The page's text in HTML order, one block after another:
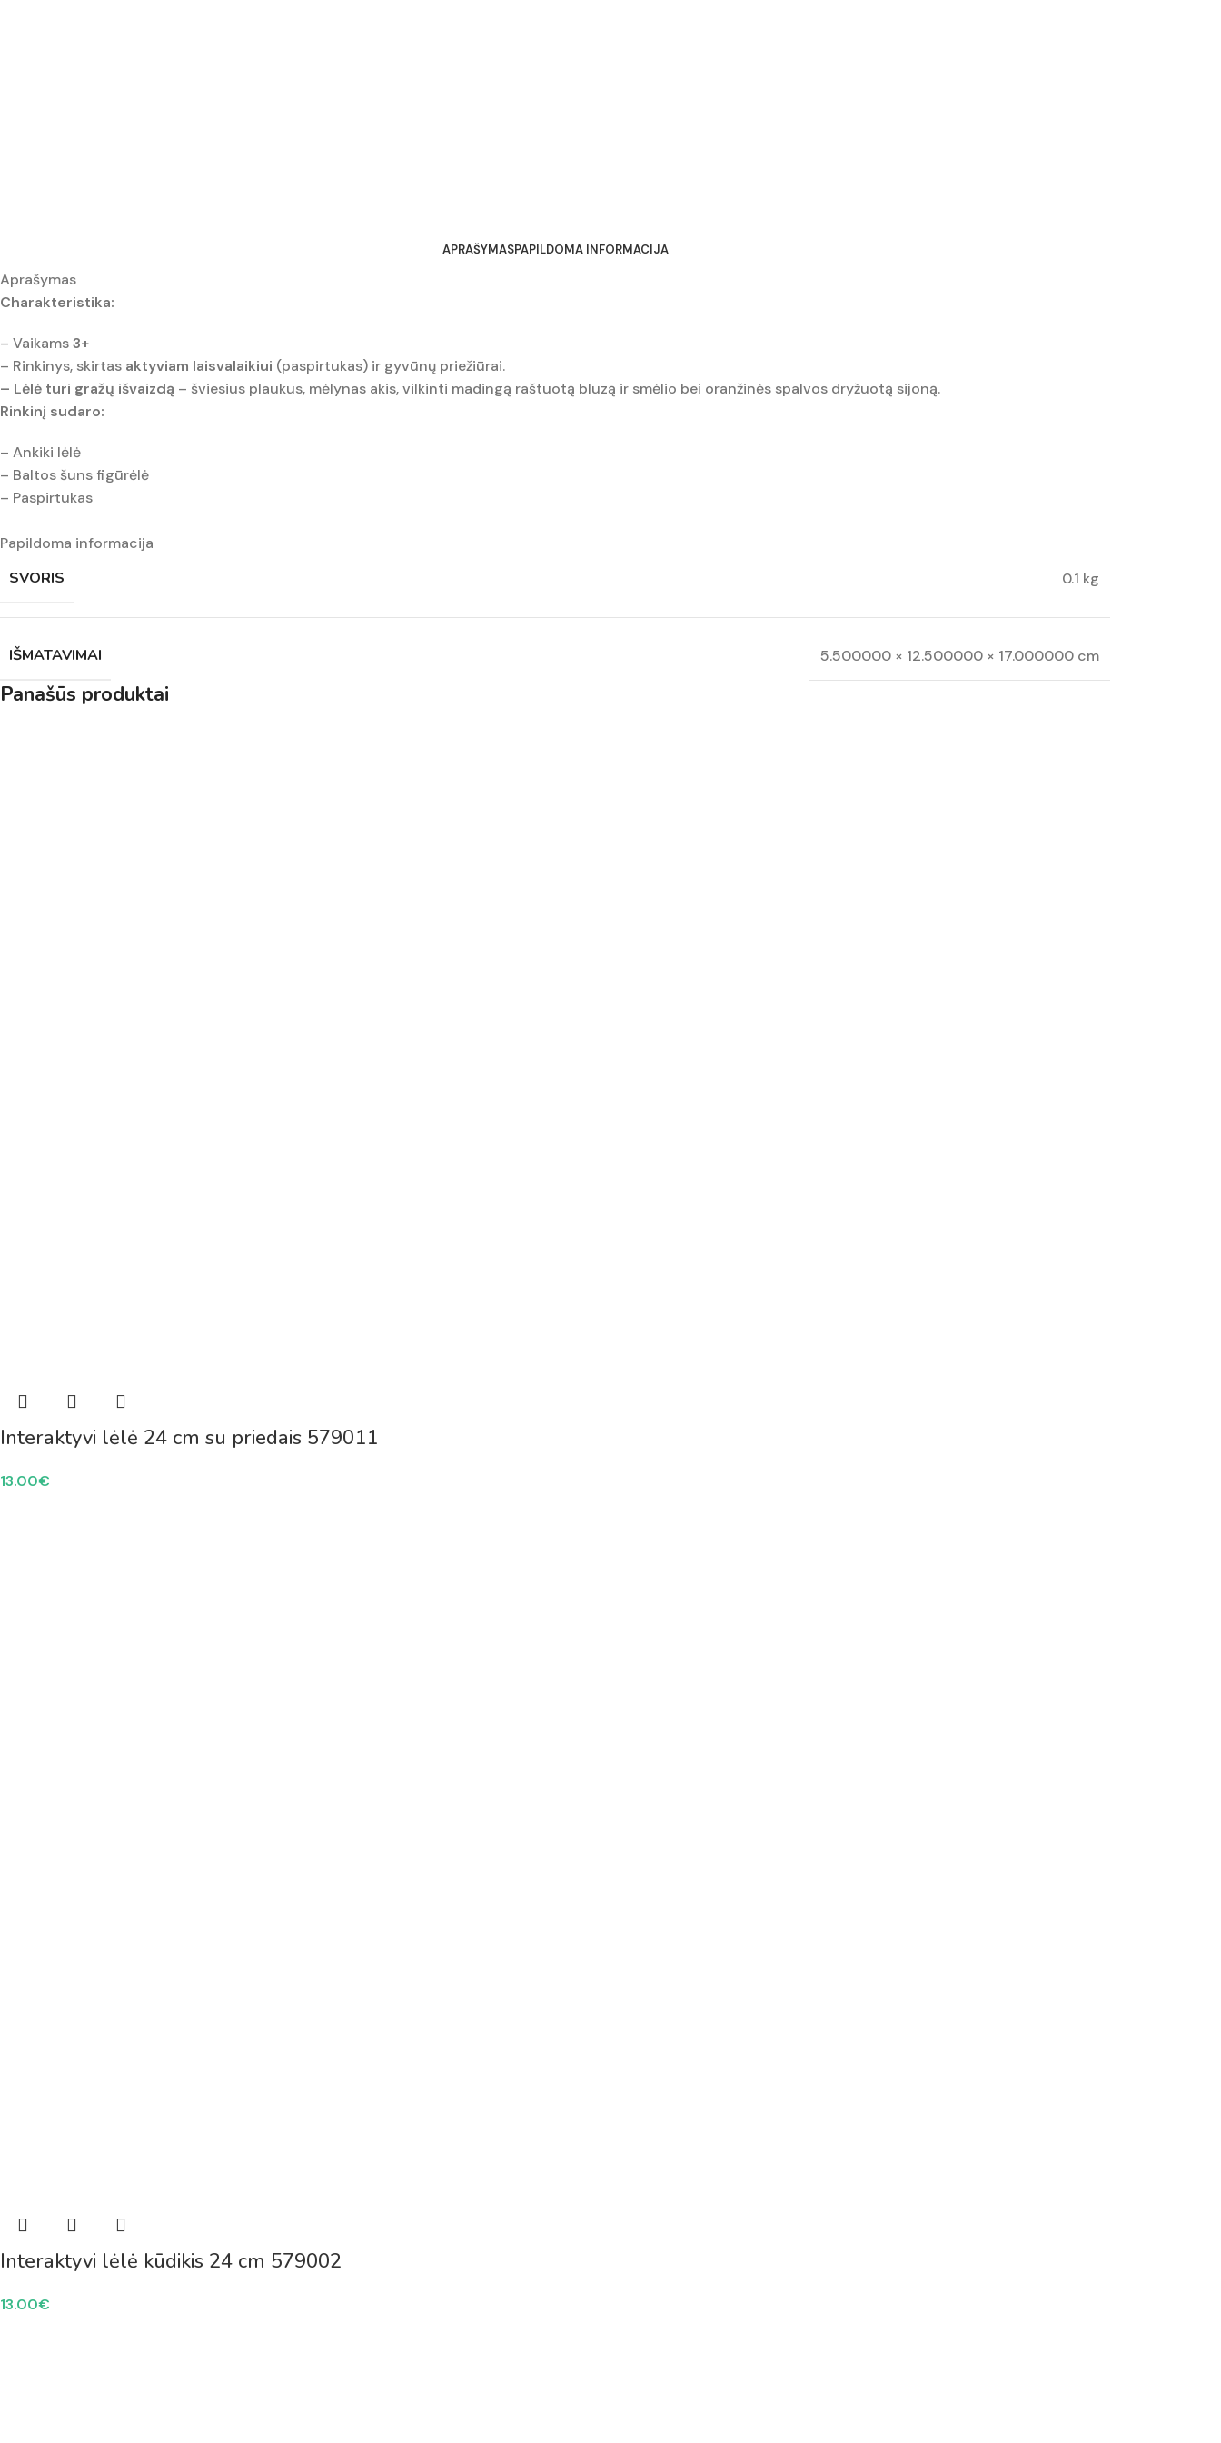
APRAŠYMASPAPILDOMA INFORMACIJA
Aprašymas
Charakteristika:
– Vaikams3+
– Rinkinys, skirtas aktyviam laisvalaikiui (paspirtukas) ir gyvūnų priežiūrai.
– Lėlė turi gražų išvaizdą – šviesius plaukus, mėlynas akis, vilkinti madingą raštuotą bluzą ir smėlio bei oranžinės spalvos dryžuotą sijoną.
Rinkinį sudaro:
– Ankiki lėlė
– Baltos šuns figūrėlė
– Paspirtukas
Papildoma informacija
SVORIS 0.1 kg
IŠMATAVIMAI 5.500000 × 12.500000 × 17.000000 cm
Panašūs produktai
Interaktyvi lėlė 24 cm su priedais 579011
13.00€
Interaktyvi lėlė kūdikis 24 cm 579002
13.00€